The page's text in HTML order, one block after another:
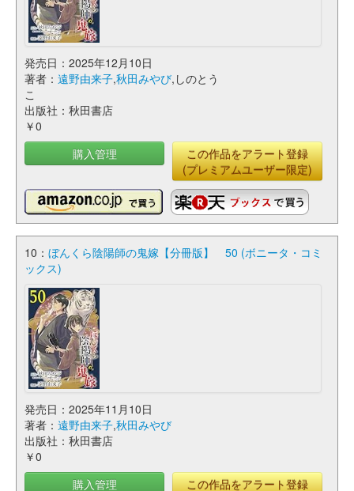
発売日：2025年12月10日
著者： 遠野由来子,秋田みやび,しのとう
こ
出版社：秋田書店
￥0
購入管理
この作品をアラート登録
(プレミアムユーザー限定)
10： ぼんくら陰陽師の鬼嫁【分冊版】 50 (ボニータ・コミ
ックス)
発売日：2025年11月10日
著者： 遠野由来子,秋田みやび
出版社：秋田書店
￥0
購入管理
この作品をアラート登録